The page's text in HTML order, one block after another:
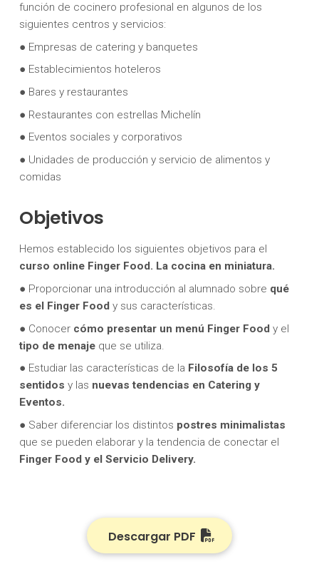
función de cocinero profesional en algunos de los
siguientes centros y servicios:
● Empresas de catering y banquetes
● Establecimientos hoteleros
● Bares y restaurantes
● Restaurantes con estrellas Michelín
● Eventos sociales y corporativos
● Unidades de producción y servicio de alimentos y
comidas
Objetivos
Hemos establecido los siguientes objetivos para el
curso online Finger Food. La cocina en miniatura.
● Proporcionar una introducción al alumnado sobre qué
es el Finger Food y sus características.
● Conocer cómo presentar un menú Finger Food y el
tipo de menajeque se utiliza.
● Estudiar las características de la Filosofía de los 5
sentidos y las nuevas tendencias en Catering y
Eventos.
● Saber diferenciar los distintos postres minimalistas
que se pueden elaborar y la tendencia de conectar el
Finger Food y el Servicio Delivery.
Descargar PDF